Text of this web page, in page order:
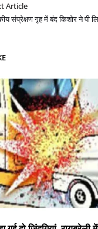
Article
संप्रेक्षण गृह में बंद किशोर ने पी